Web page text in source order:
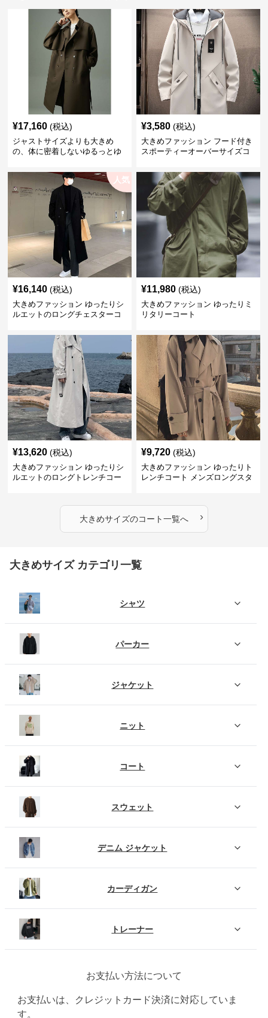
¥17,160 (税込)
ジャストサイズよりも大きめ
の、体に密着しないゆるっとゆ
ゆったりシルエットトレンチコ
¥3,580 (税込)
大きめファッション フード付き
スポーティーオーバーサイズコ
人気
¥16,140 (税込)
大きめファッション ゆったりシ
ルエットのロングチェスターコ
¥11,980 (税込)
大きめファッション ゆったりミ
リタリーコート
¥13,620 (税込)
大きめファッション ゆったりシ
ルエットのロングトレンチコー
¥9,720 (税込)
大きめファッション ゆったりト
レンチコート メンズロングスタ
大きめサイズのコート一覧へ ›
大きめサイズ カテゴリ一覧
シャツ
パーカー
ジャケット
ニット
コート
スウェット
デニム ジャケット
カーディガン
トレーナー
お支払い方法について
お支払いは、クレジットカード決済に対応していま
す。